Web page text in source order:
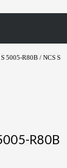
R80B / NCS S
R80B